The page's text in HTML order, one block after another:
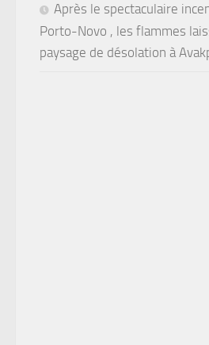
Après le spectaculaire
Porto-Novo , les flammes
paysage de désolation à